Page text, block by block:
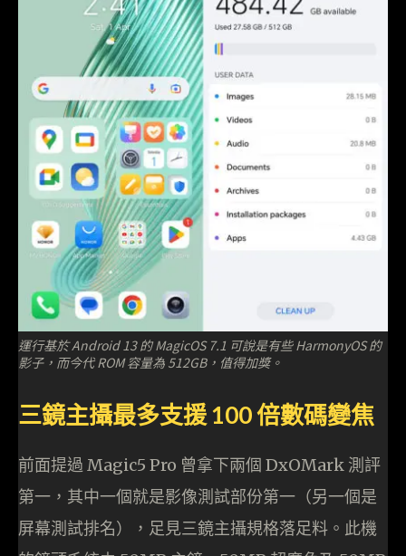
運行基於 Android 13 的 MagicOS 7.1 可說是有些 HarmonyOS 的
影子，而今代 ROM 容量為 512GB，值得加獎。
三鏡主攝最多支援 100 倍數碼變焦
前面提過 Magic5 Pro 曾拿下兩個 DxOMark 測評
第一，其中一個就是影像測試部份第一（另一個是
屏幕測試排名），足見三鏡主攝規格落足料。此機